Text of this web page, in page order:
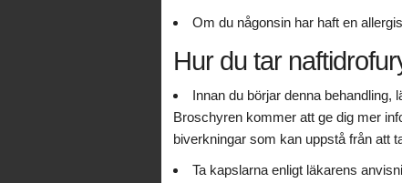
Om du någonsin har haft en
Hur du tar
Innan du börjar denna
Broschyren kommer att ge dig mer
biverkningar som kan uppstå från att
Ta kapslarna enligt läkarens